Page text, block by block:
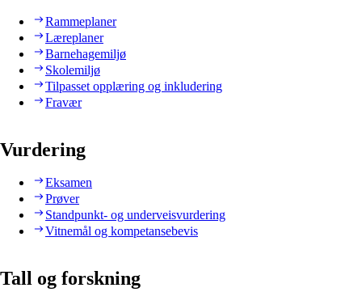
Rammeplaner
Læreplaner
Barnehagemiljø
Skolemiljø
Tilpasset opplæring og inkludering
Fravær
Vurdering
Eksamen
Prøver
Standpunkt- og underveisvurdering
Vitnemål og kompetansebevis
Tall og forskning